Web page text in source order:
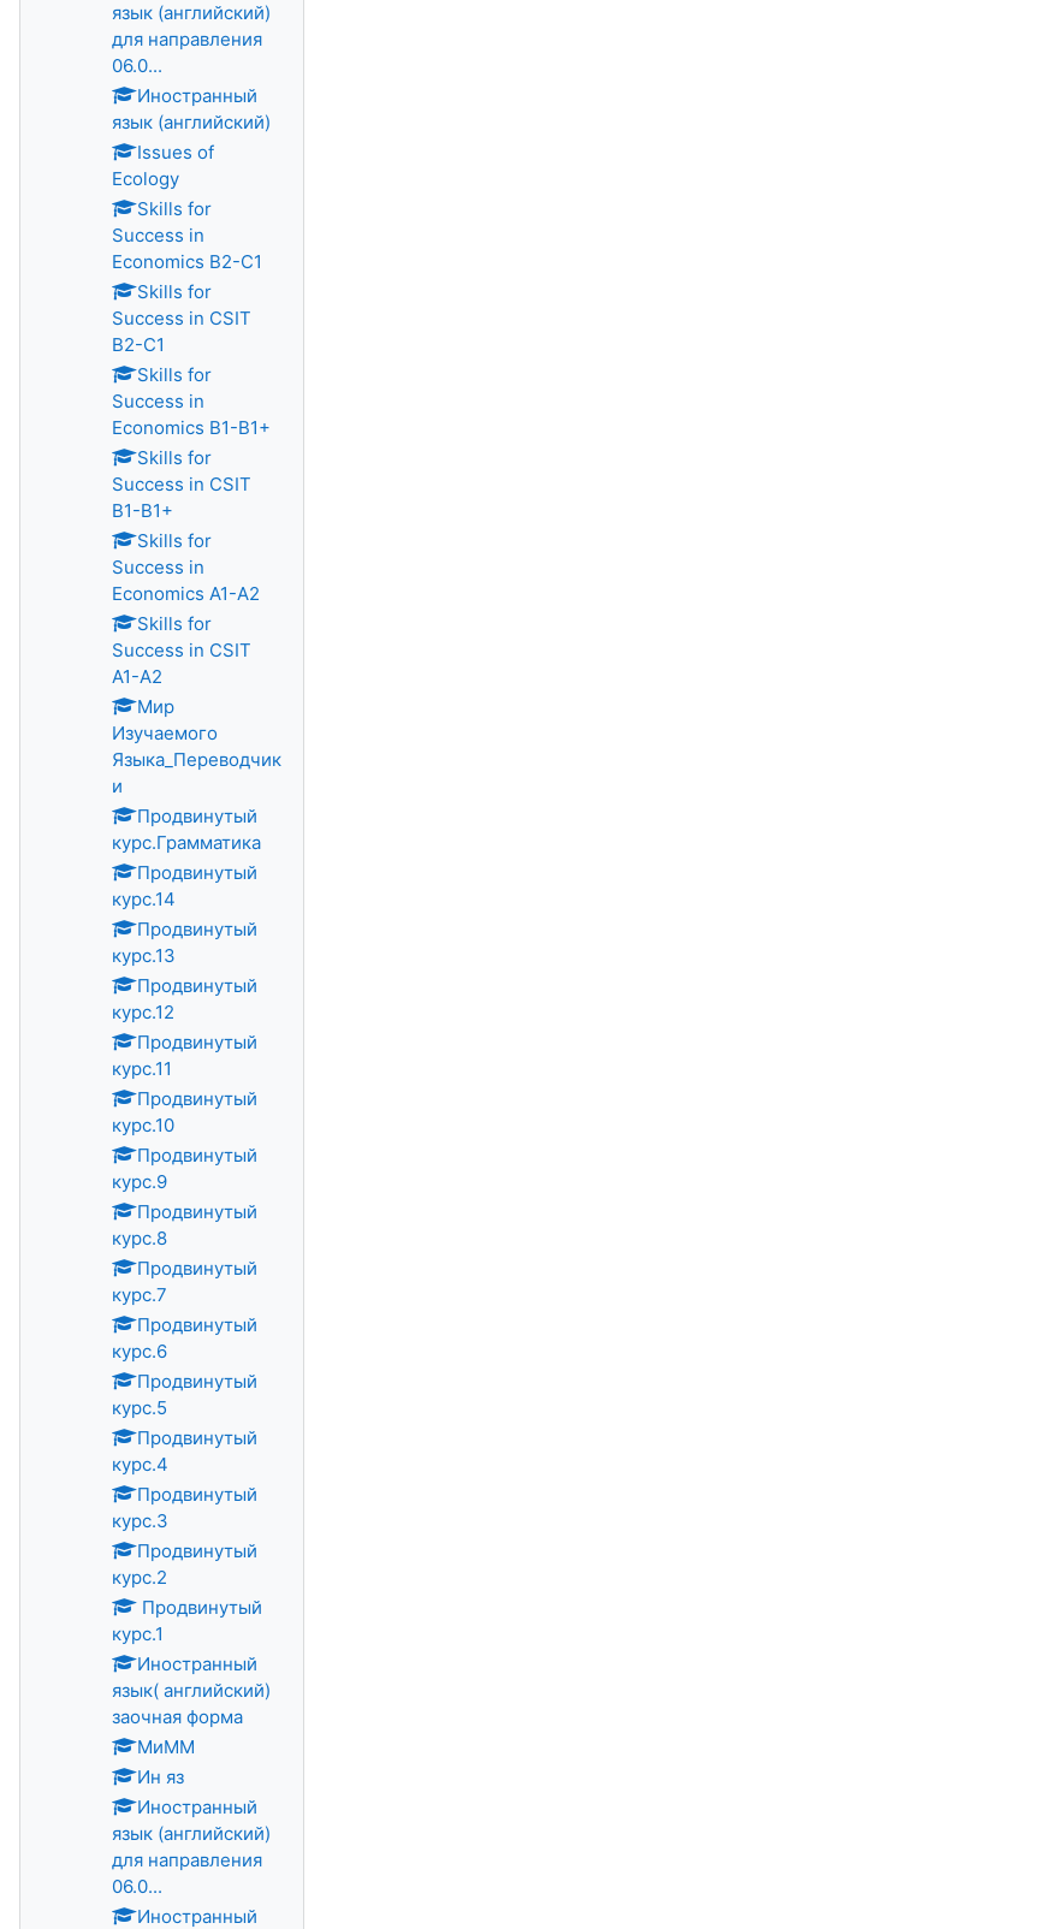
язык (английский)
для направления
06.0...
Иностранный
язык (английский)
Issues of
Ecology
Skills for
Success in
Economics B2-C1
Skills for
Success in CSIT
B2-C1
Skills for
Success in
Economics B1-B1+
Skills for
Success in CSIT
B1-B1+
Skills for
Success in
Economics A1-A2
Skills for
Success in CSIT
A1-A2
Мир
Изучаемого
Языка_Переводчик
и
Продвинутый
курс.Грамматика
Продвинутый
курс.14
Продвинутый
курс.13
Продвинутый
курс.12
Продвинутый
курс.11
Продвинутый
курс.10
Продвинутый
курс.9
Продвинутый
курс.8
Продвинутый
курс.7
Продвинутый
курс.6
Продвинутый
курс.5
Продвинутый
курс.4
Продвинутый
курс.3
Продвинутый
курс.2
Продвинутый
курс.1
Иностранный
язык( английский)
заочная форма
МиММ
Ин яз
Иностранный
язык (английский)
для направления
06.0...
Иностранный